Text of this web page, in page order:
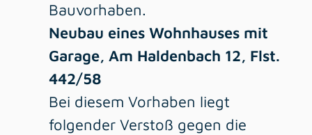
Bauvorhaben.
Neubau eines Wohnhauses mit
Garage, Am Haldenbach 12, Flst.
442/58
Bei diesem Vorhaben liegt
folgender Verstoß gegen die